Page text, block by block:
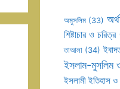
অমুসলিম (33)
শিষ্টাচার ও চরিত্র
তাআলা (34)
ইসলাম-মুসলিম
ইসলামী ইতিহাস ও